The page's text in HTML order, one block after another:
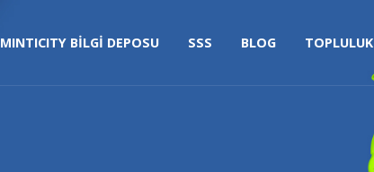
MINTICITY BİLGİ DEPOSU SSS BLOG TOPLULUK